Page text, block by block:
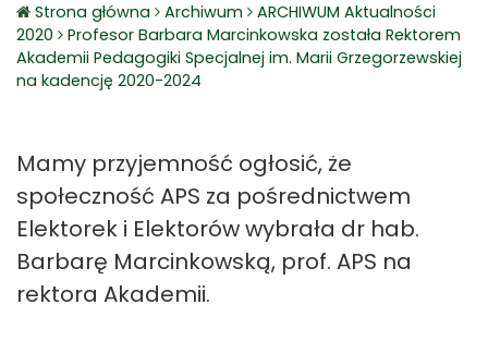
Strona główna Archiwum
ARCHIWUM Aktualności
2020
Profesor Barbara Marcinkowska została Rektorem
Akademii Pedagogiki Specjalnej im. Marii Grzegorzewskiej
na kadencję 2020-2024
Mamy przyjemność ogłosić, że
społeczność APS za pośrednictwem
Elektorek i Elektorów wybrała dr hab.
Barbarę Marcinkowską, prof. APS na
rektora Akademii.